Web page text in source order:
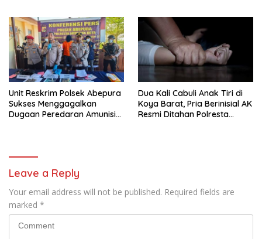
Unit Reskrim Polsek Abepura
Sukses Menggagalkan
Dugaan Peredaran Amunisi
Dua Kali Cabuli Anak Tiri di
Koya Barat, Pria Berinisial AK
Resmi Ditahan Polresta
Leave a Reply
Your email address will not be published. Required fields are
marked *